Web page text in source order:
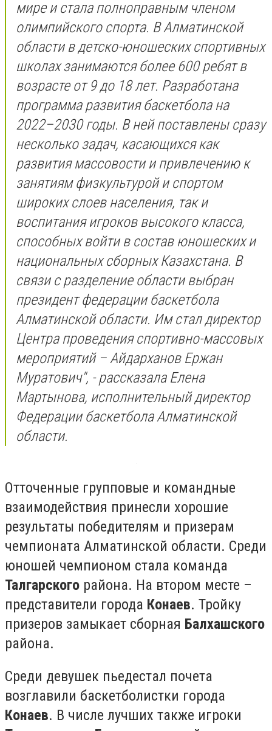
мире и стала полноправным членом
олимпийского спорта. В Алматинской
области в детско-юношеских спортивных
школах занимаются более 600 ребят в
возрасте от 9 до 18 лет. Разработана
программа развития баскетбола на
2022–2030 годы. В ней поставлены сразу
несколько задач, касающихся как
развития массовости и привлечению к
занятиям физкультурой и спортом
широких слоев населения, так и
воспитания игроков высокого класса,
способных войти в состав юношеских и
национальных сборных Казахстана. В
связи с разделение области выбран
президент федерации баскетбола
Алматинской области. Им стал директор
Центра проведения спортивно-массовых
мероприятий – Айдарханов Ержан
Муратович", - рассказала Елена
Мартынова, исполнительный директор
Федерации баскетбола Алматинской
области.
Отточенные групповые и командные
взаимодействия принесли хорошие
результаты победителям и призерам
чемпионата Алматинской области. Среди
юношей чемпионом стала команда
Талгарского района. На втором месте –
представители города Конаев. Тройку
призеров замыкает сборная Балхашского
района.
Среди девушек пьедестал почета
возглавили баскетболистки города
Конаев. В числе лучших также игроки